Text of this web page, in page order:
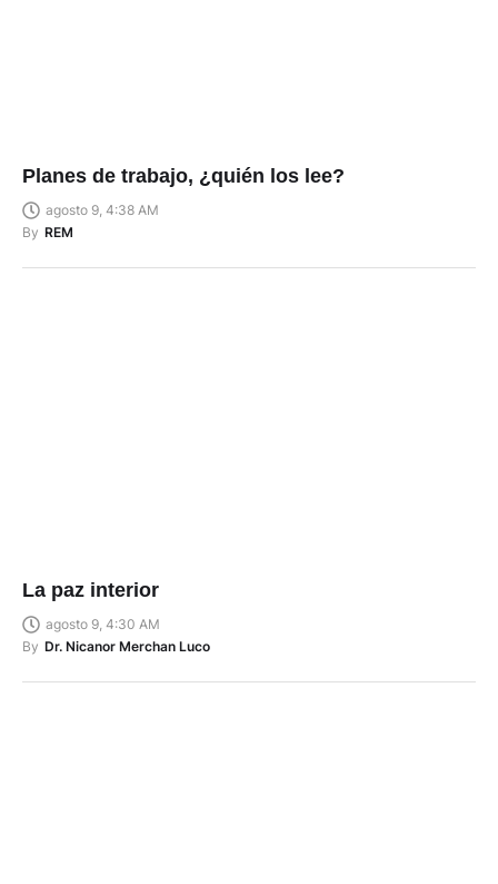
Planes de trabajo, ¿quién los lee?
agosto 9, 4:38 AM
By REM
La paz interior
agosto 9, 4:30 AM
By Dr. Nicanor Merchan Luco